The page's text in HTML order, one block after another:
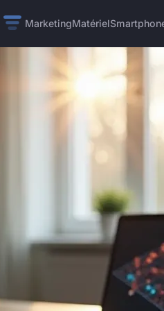
MarketingMatériel